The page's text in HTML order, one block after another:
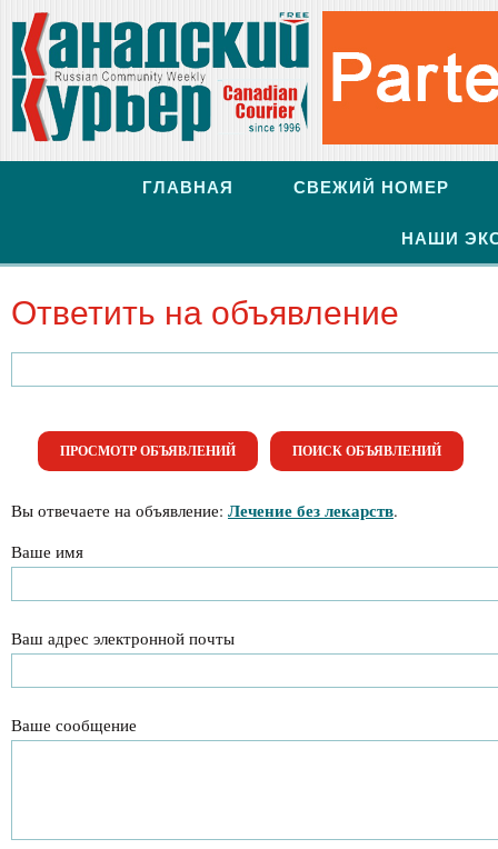
ГЛАВНАЯ СВЕЖИЙ НОМЕР
НАШИ
Ответить на объявление
Найти:
ПРОСМОТР ОБЪЯВЛЕНИЙ ПОИСК ОБЪЯВЛЕНИЙ
Вы отвечаете на объявление: Лечение без лекарств.
Ваше имя
Ваш адрес электронной почты
Ваше сообщение